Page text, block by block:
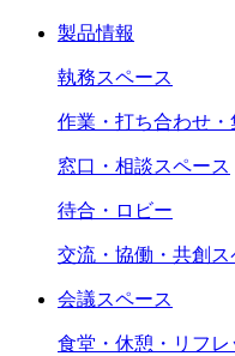
製品情報
執務スペース
作業・打ち合わせ・
窓口・相談スペース
待合・ロビー
交流・協働・共創ス
会議スペース
食堂・休憩・リフレ